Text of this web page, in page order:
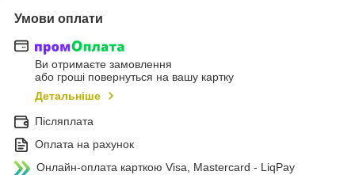
Умови оплати
Ви отримаєте замовлення
або гроші повернуться на вашу картку
Детальніше
Післяплата
Оплата на рахунок
Онлайн-оплата карткою Visa, Mastercard - LiqPay